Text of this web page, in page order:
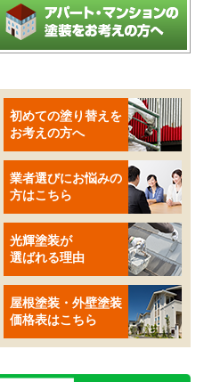
初めての塗り替えを
お考えの方へ
業者選びにお悩みの
方はこちら
光輝塗装が
選ばれる理由
屋根塗装・外壁塗装
価格表はこちら